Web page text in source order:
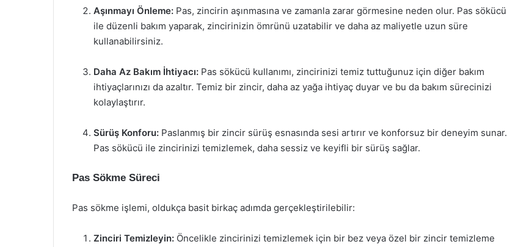
Aşınmayı Önleme: Pas, zincirin aşınmasına ve zamanla zarar görmesine neden olur. Pas sökücü
ile düzenli bakım yaparak, zincirinizin ömrünü uzatabilir ve daha az maliyetle uzun süre
kullanabilirsiniz.
Daha Az Bakım İhtiyacı: Pas sökücü kullanımı, zincirinizi temiz tuttuğunuz için diğer bakım
ihtiyaçlarınızı da azaltır. Temiz bir zincir, daha az yağa ihtiyaç duyar ve bu da bakım sürecinizi
kolaylaştırır.
Sürüş Konforu: Paslanmış bir zincir sürüş esnasında sesi artırır ve konforsuz bir deneyim sunar.
Pas sökücü ile zincirinizi temizlemek, daha sessiz ve keyifli bir sürüş sağlar.
Pas Sökme Süreci
Pas sökme işlemi, oldukça basit birkaç adımda gerçekleştirilebilir:
Zinciri Temizleyin: Öncelikle zincirinizi temizlemek için bir bez veya özel bir zincir temizleme